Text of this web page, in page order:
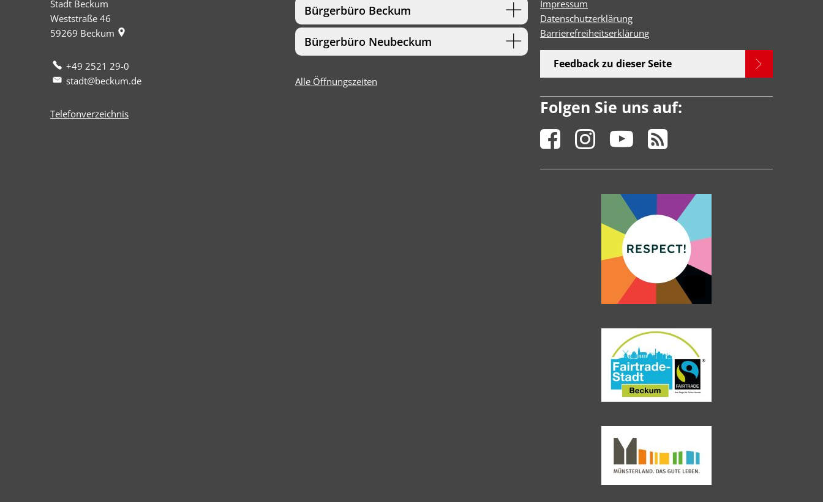
Stadt Beckum
Weststraße 46
59269 Beckum
+49 2521 29-0
stadt@beckum.de
Telefonverzeichnis
Bürgerbüro Beckum
Bürgerbüro Neubeckum
Alle Öffnungszeiten
Impressum
Datenschutzerklärung
Barrierefreiheitserklärung
Feedback zu dieser Seite
Folgen Sie uns auf: